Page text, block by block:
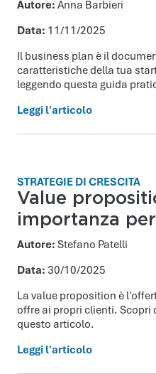
Autore: Anna Barbieri
Data: 11/11/2025
Il business plan è il
caratteristiche della tua
leggendo questa guida
Leggi l'articolo
STRATEGIE DI CRESCITA
Value
importanza
Autore: Stefano Patelli
Data: 30/10/2025
La value proposition è
offre ai propri clienti. Scopri
questo articolo.
Leggi l'articolo